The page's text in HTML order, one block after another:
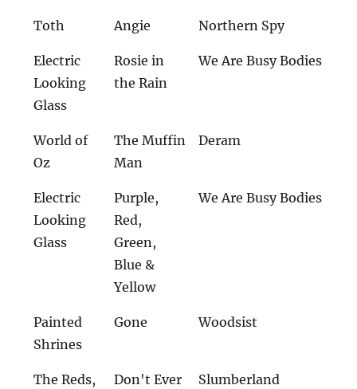
Toth Angie Northern Spy
Electric
Looking
Glass
Rosie in
the Rain
We Are Busy Bodies
World of
Oz
The Muffin
Man
Deram
Electric
Looking
Glass
Purple,
Red,
Green,
Blue &
Yellow
We Are Busy Bodies
Painted
Shrines
Gone Woodsist
The Reds,
Don't Ever
Slumberland